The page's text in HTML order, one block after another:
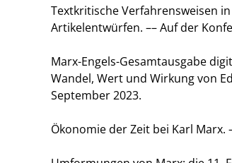
Textkritische Verfahrensweisen
Artikelentwürfen. –– Auf der
Marx-Engels-Gesamtausgabe
Wandel, Wert und Wirkung von
September 2023.
Ökonomie der Zeit bei Karl Marx.